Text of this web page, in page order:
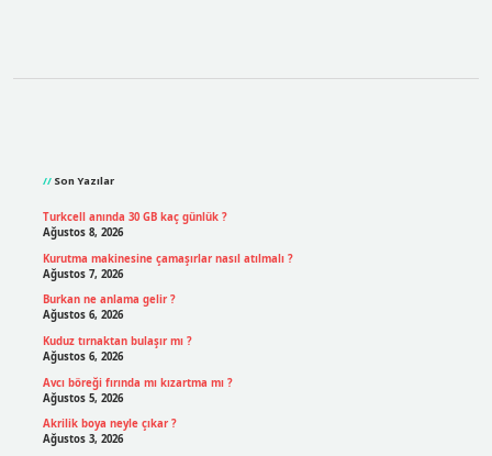
Son Yazılar
Turkcell anında 30 GB kaç günlük ?
Ağustos 8, 2026
Kurutma makinesine çamaşırlar nasıl atılmalı ?
Ağustos 7, 2026
Burkan ne anlama gelir ?
Ağustos 6, 2026
Kuduz tırnaktan bulaşır mı ?
Ağustos 6, 2026
Avcı böreği fırında mı kızartma mı ?
Ağustos 5, 2026
Akrilik boya neyle çıkar ?
Ağustos 3, 2026